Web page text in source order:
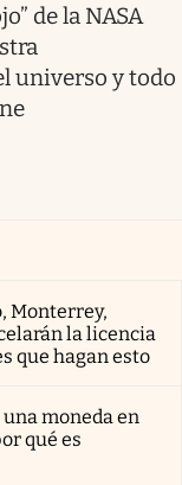
de la NASA
universo y todo
Monterrey,
la licencia
que hagan esto
moneda en
qué es